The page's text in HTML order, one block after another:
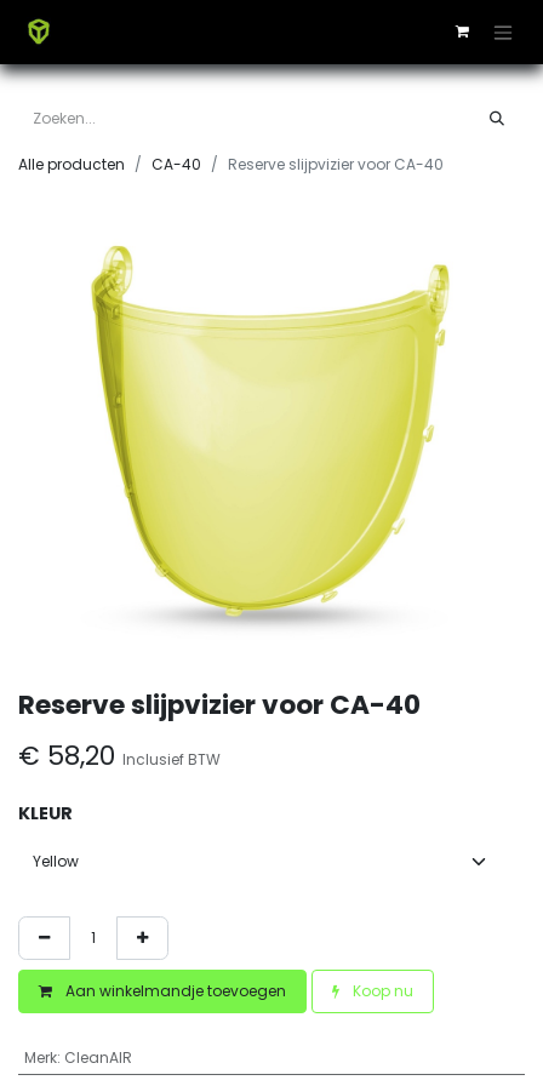
Alle producten CA-40 Reserve slijpvizier voor CA-40
Reserve slijpvizier voor CA-40
€ 58,20 Inclusief BTW
KLEUR
Aan winkelmandje toevoegen Koop nu
Merk: CleanAIR